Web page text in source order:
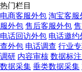
热门栏目
电商客服外包 淘宝客服
服外包 售后客服外包
电话回访外包 电话邀约
查外包 电话调查 行业
调研 内容审核 数据标
数据采集 垂类数据采集